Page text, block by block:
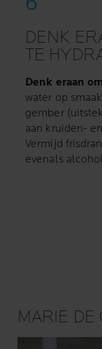
DENK
TE
Denk eraan
water op
gember
aan kruiden-
Vermijd
evenals
MARIE DE